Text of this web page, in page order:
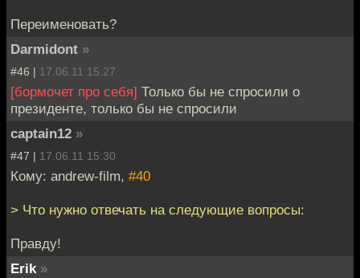
Переименовать?
Darmidont »
#46 | 17.06.11 15:27
[бормочет про себя] Только бы не спросили о
президенте, только бы не спросили
captain12 »
#47 | 17.06.11 15:30
Кому: andrew-film, #40
> Что нужно отвечать на следующие вопросы:
Правду!
Erik »